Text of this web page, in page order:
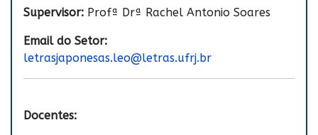
Supervisor: Profª Drª Rachel Antonio Soares
Email do Setor:
letrasjaponesas.leo@letras.ufrj.br
Docentes: